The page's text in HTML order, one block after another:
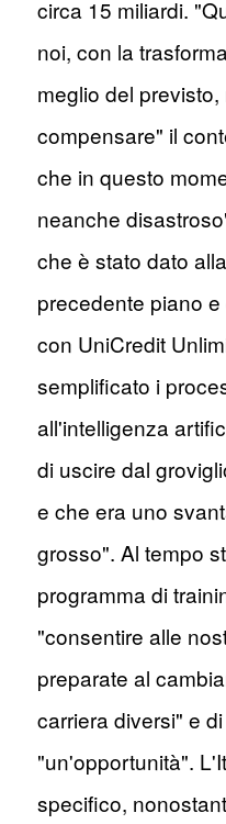
circa 15 miliardi.
noi, con la
meglio del
compensare" il
che in questo
neanche
che è stato dato
precedente piano
con UniCredit
semplificato i
all'intelligenza
di uscire dal
e che era uno
grosso". Al tempo
programma di
"consentire alle
preparate al
carriera diversi" e
"un'opportunità".
specifico,